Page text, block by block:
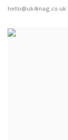
hello@uk4mag.co.uk